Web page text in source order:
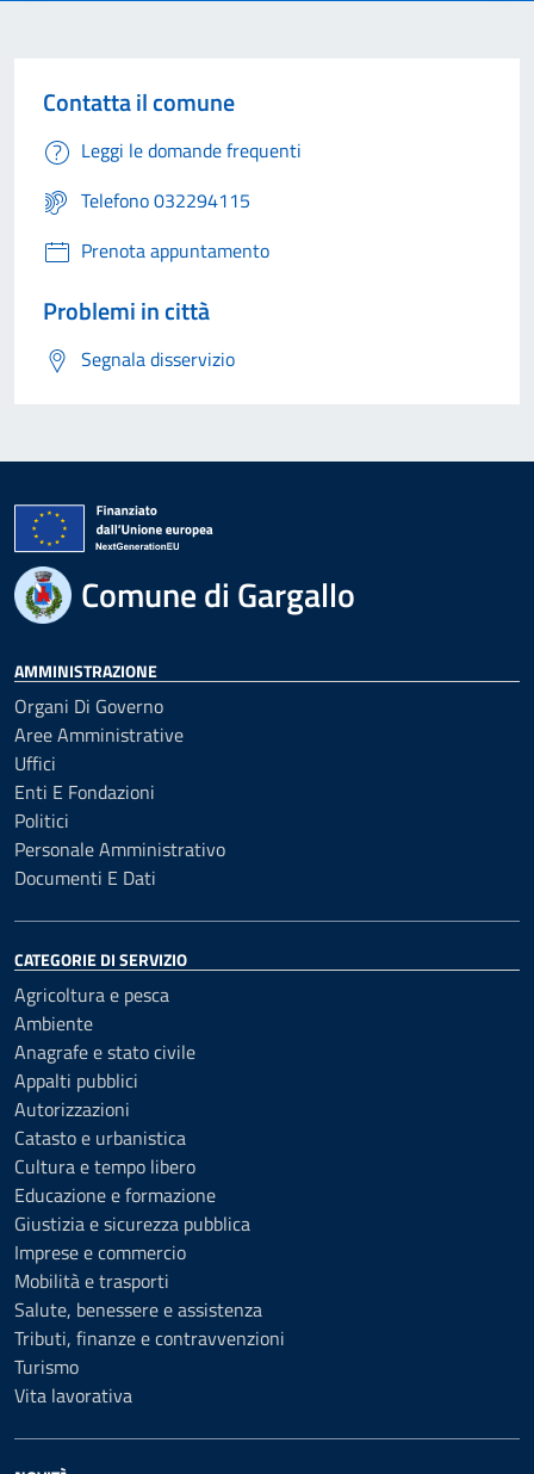
Contatta il comune
Leggi le domande frequenti
Telefono 032294115
Prenota appuntamento
Problemi in città
Segnala disservizio
Comune di Gargallo
AMMINISTRAZIONE
Organi Di Governo
Aree Amministrative
Uffici
Enti E Fondazioni
Politici
Personale Amministrativo
Documenti E Dati
CATEGORIE DI SERVIZIO
Agricoltura e pesca
Ambiente
Anagrafe e stato civile
Appalti pubblici
Autorizzazioni
Catasto e urbanistica
Cultura e tempo libero
Educazione e formazione
Giustizia e sicurezza pubblica
Imprese e commercio
Mobilità e trasporti
Salute, benessere e assistenza
Tributi, finanze e contravvenzioni
Turismo
Vita lavorativa